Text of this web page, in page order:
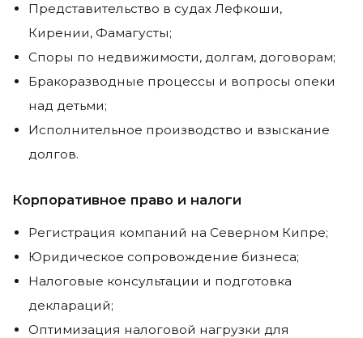
Представительство в судах Лефкоши,
Кирении, Фамагусты;
Споры по недвижимости, долгам, договорам;
Бракоразводные процессы и вопросы опеки
над детьми;
Исполнительное производство и взыскание
долгов.
Корпоративное право и налоги
Регистрация компаний на Северном Кипре;
Юридическое сопровождение бизнеса;
Налоговые консультации и подготовка
деклараций;
Оптимизация налоговой нагрузки для